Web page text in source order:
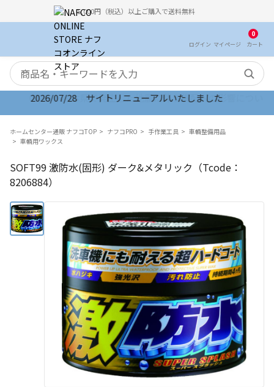
5,000円（税込）以上ご購入で送料無料
ログイン マイ ページ
0
カート
検索キーワード
2026/07/28 サイトリニューアルいたしました
ホームセンター通販 ナフコTOP ナフコPRO 手作業工具
車輌整備用品
車輌用ワックス
SOFT99 激防水(固形) ダーク&メタリック（Tcode：
8206884）